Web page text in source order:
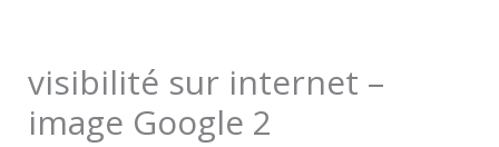
visibilité sur internet –
image Google 2